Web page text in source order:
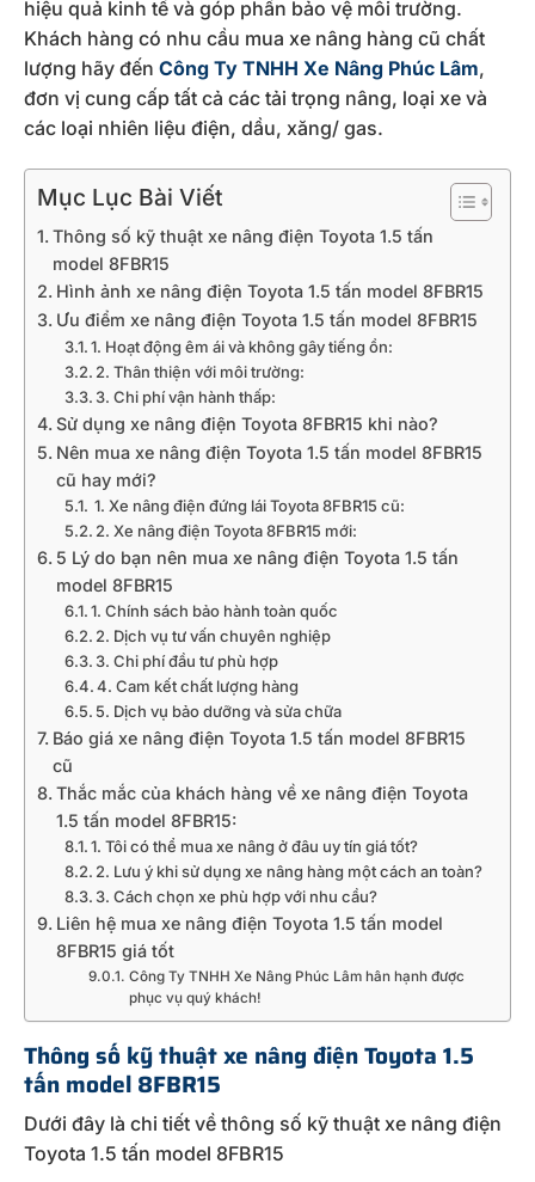
hiệu quả kinh tế và góp phần bảo vệ môi trường.
Khách hàng có nhu cầu mua xe nâng hàng cũ chất
lượng hãy đến Công Ty TNHH Xe Nâng Phúc Lâm,
đơn vị cung cấp tất cả các tải trọng nâng, loại xe và
các loại nhiên liệu điện, dầu, xăng/ gas.
Mục Lục Bài Viết
Thông số kỹ thuật xe nâng điện Toyota 1.5 tấn
model 8FBR15
Hình ảnh xe nâng điện Toyota 1.5 tấn model 8FBR15
Ưu điểm xe nâng điện Toyota 1.5 tấn model 8FBR15
1. Hoạt động êm ái và không gây tiếng ồn:
2. Thân thiện với môi trường:
3. Chi phí vận hành thấp:
Sử dụng xe nâng điện Toyota 8FBR15 khi nào?
Nên mua xe nâng điện Toyota 1.5 tấn model 8FBR15
cũ hay mới?
1. Xe nâng điện đứng lái Toyota 8FBR15 cũ:
2. Xe nâng điện Toyota 8FBR15 mới:
5 Lý do bạn nên mua xe nâng điện Toyota 1.5 tấn
model 8FBR15
1. Chính sách bảo hành toàn quốc
2. Dịch vụ tư vấn chuyên nghiệp
3. Chi phí đầu tư phù hợp
4. Cam kết chất lượng hàng
5. Dịch vụ bảo dưỡng và sửa chữa
Báo giá xe nâng điện Toyota 1.5 tấn model 8FBR15
cũ
Thắc mắc của khách hàng về xe nâng điện Toyota
1.5 tấn model 8FBR15:
1. Tôi có thể mua xe nâng ở đâu uy tín giá tốt?
2. Lưu ý khi sử dụng xe nâng hàng một cách an toàn?
3. Cách chọn xe phù hợp với nhu cầu?
Liên hệ mua xe nâng điện Toyota 1.5 tấn model
8FBR15 giá tốt
Công Ty TNHH Xe Nâng Phúc Lâm hân hạnh được
phục vụ quý khách!
Thông số kỹ thuật xe nâng điện Toyota 1.5
tấn model 8FBR15
Dưới đây là chi tiết về thông số kỹ thuật xe nâng điện
Toyota 1.5 tấn model 8FBR15